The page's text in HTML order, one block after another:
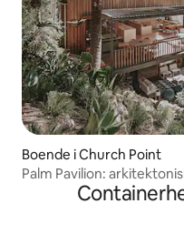
Boende i Church Point
Palm Pavilion: